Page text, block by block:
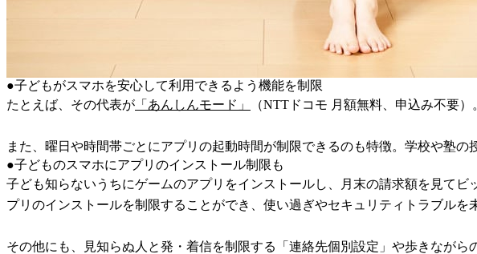
●子どもがスマホを安心して利用できるよう機能を制限
たとえば、その代表が 「あんしんモード」 （NTTドコモ 月額無料、申込み不要
また、曜日や時間帯ごとにアプリの起動時間が制限できるのも特徴。学校や塾
●子どものスマホにアプリのインストール制限も
子ども知らないうちにゲームのアプリをインストールし、月末の請求額を見て
プリのインストールを制限することができ、使い過ぎやセキュリティトラブルを
その他にも、見知らぬ人と発・着信を制限する「連絡先個別設定」や歩きなが